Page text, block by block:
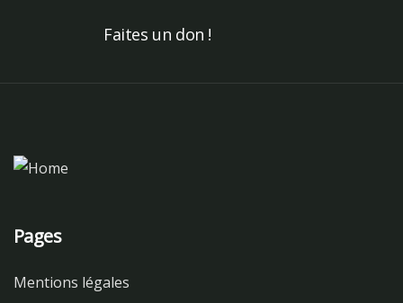
Faites un don !
Pages
Mentions légales